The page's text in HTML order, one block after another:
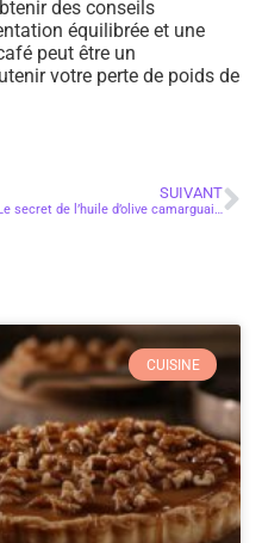
des conseils
équilibrée et une
peut être un
votre perte de poids de
SUIVANT
Le secret de l’huile d’olive camarguaise : une histoire de tradition et de gout exquis
CUISINE